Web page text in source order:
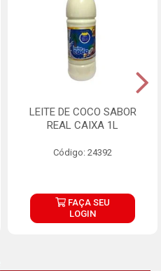
LEITE DE COCO SABOR
REAL CAIXA 1L
Código: 24392
FAÇA SEU
LOGIN